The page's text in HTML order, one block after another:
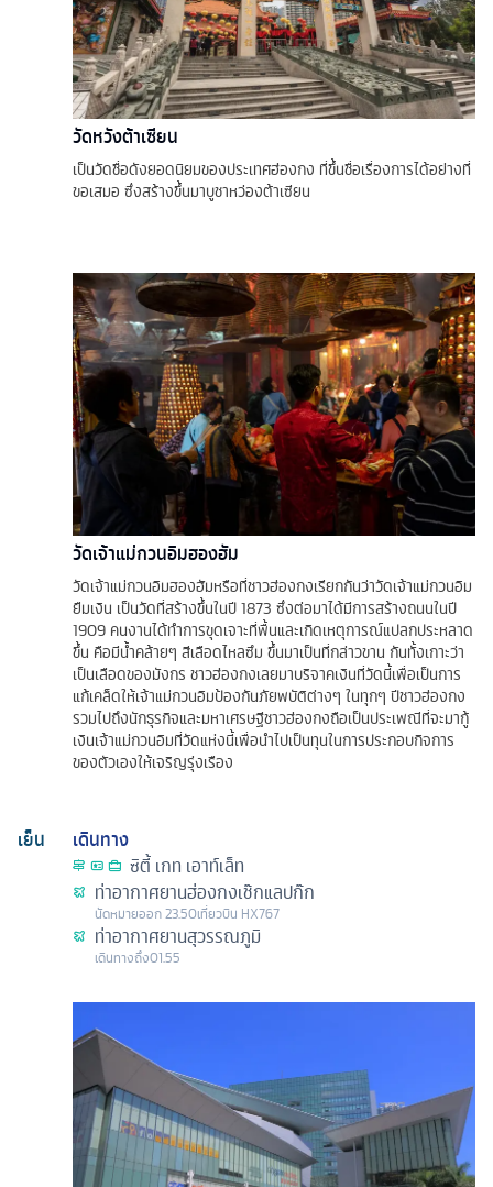
วัดหวังต้าเซียน
เป็นวัดชื่อดังยอดนิยมของประเทศฮ่องกง ที่ขึ้นชื่อเรื่องการได้อย่างที่
ขอเสมอ ซึ่งสร้างขึ้นมาบูชาหว่องต้าเซียน
วัดเจ้าแม่กวนอิมฮองฮัม
วัดเจ้าแม่กวนอิมฮองฮัมหรือที่ชาวฮ่องกงเรียกกันว่าวัดเจ้าแม่กวนอิม
ยืมเงิน เป็นวัดที่สร้างขึ้นในปี 1873 ซึ่งต่อมาได้มีการสร้างถนนในปี
1909 คนงานได้ทำการขุดเจาะที่พื้นและเกิดเหตุการณ์แปลกประหลาด
ขึ้น คือมีน้ำคล้ายๆ สีเลือดไหลซึม ขึ้นมาเป็นที่กล่าวขาน กันทั้งเกาะว่า
เป็นเลือดของมังกร ชาวฮ่องกงเลยมาบริจาคเงินที่วัดนี้เพื่อเป็นการ
แก้เคล็ดให้เจ้าแม่กวนอิมป้องกันภัยพบัติต่างๆ ในทุกๆ ปีชาวฮ่องกง
รวมไปถึงนักธุรกิจและมหาเศรษฐีชาวฮ่องกงถือเป็นประเพณีที่จะมากู้
เงินเจ้าแม่กวนอิมที่วัดแห่งนี้เพื่อนำไปเป็นทุนในการประกอบกิจการ
ของตัวเองให้เจริญรุ่งเรือง
เย็น
เดินทาง
ซิตี้ เกท เอาท์เล็ท
ท่าอากาศยานฮ่องกงเช๊กแลปก๊ก
นัดหมายออก23.50เที่ยวบิน HX767
ท่าอากาศยานสุวรรณภูมิ
เดินทางถึง01.55